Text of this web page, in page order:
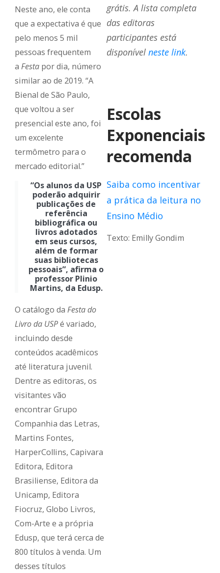
Neste ano, ele conta
que a expectativa é que
pelo menos 5 mil
pessoas frequentem
a Festa por dia, número
similar ao de 2019. “A
Bienal de São Paulo,
que voltou a ser
presencial este ano, foi
um excelente
termômetro para o
mercado editorial.”
“Os alunos da USP
poderão adquirir
publicações de
referência
bibliográfica ou
livros adotados
em seus cursos,
além de formar
suas bibliotecas
pessoais”, afirma o
professor Plinio
Martins, da Edusp.
O catálogo da Festa do
Livro da USPé variado,
incluindo desde
conteúdos acadêmicos
até literatura juvenil.
Dentre as editoras, os
visitantes vão
encontrar Grupo
Companhia das Letras,
Martins Fontes,
HarperCollins, Capivara
Editora, Editora
Brasiliense, Editora da
Unicamp, Editora
Fiocruz, Globo Livros,
Com-Arte e a própria
Edusp, que terá cerca de
800 títulos à venda. Um
desses títulos
grátis. A lista completa
das editoras
participantes está
disponível neste link.
Escolas
Exponenciais
recomenda
Saiba como incentivar
a prática da leitura no
Ensino Médio
Texto: Emilly Gondim